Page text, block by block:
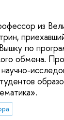
из
по
обмена.